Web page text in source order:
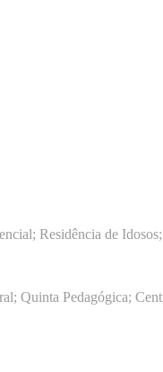
Residência de
Quinta Pedagógica;